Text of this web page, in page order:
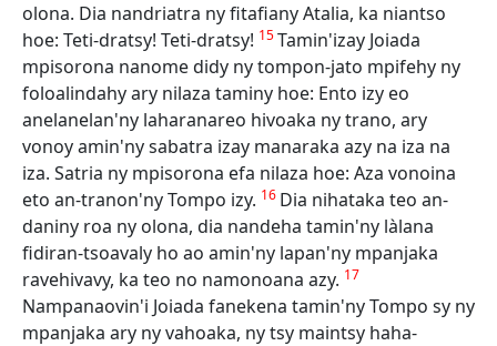
olona. Dia nandriatra ny fitafiany Atalia, ka niantso
hoe: Teti-dratsy! Teti-dratsy! 15Tamin'izay Joiada
mpisorona nanome didy ny tompon-jato mpifehy ny
foloalindahy ary nilaza taminy hoe: Ento izy eo
anelanelan'ny laharanareo hivoaka ny trano, ary
vonoy amin'ny sabatra izay manaraka azy na iza na
iza. Satria ny mpisorona efa nilaza hoe: Aza vonoina
eto an-tranon'ny Tompo izy. 16 Dia nihataka teo an-
daniny roa ny olona, dia nandeha tamin'ny làlana
fidiran-tsoavaly ho ao amin'ny lapan'ny mpanjaka
ravehivavy, ka teo no namonoana azy. 17
Nampanaovin'i Joiada fanekena tamin'ny Tompo sy ny
mpanjaka ary ny vahoaka, ny tsy maintsy haha-